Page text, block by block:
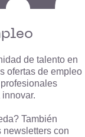
de talento en
ofertas de empleo
También
newsletters con